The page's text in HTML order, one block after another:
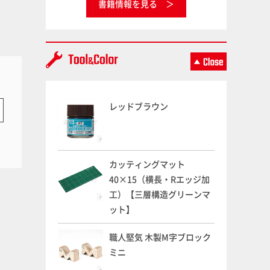
書籍情報を見る
レッドブラウン
カッティングマット
40×15（横長・Rエッジ加
工）【三層構造グリーンマ
ット】
職人堅気 木製M字ブロック
ミニ